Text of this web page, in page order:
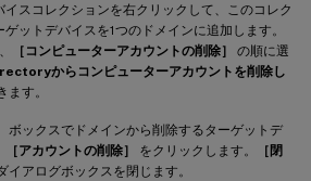
スコレクションを右クリックして、このコレク
ットデバイスを1つのドメインに追加します。
［コンピューターアカウントの削除］
の順に選
からコンピューターアカウントを削除し
ます。
ボックスでドメインから削除するターゲットデ
［アカウントの削除］ をクリックします。
［閉
イアログボックスを閉じます。